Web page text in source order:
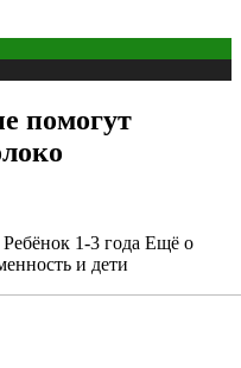
помогут
Ребёнок 1-3 года Ещё о
и дети